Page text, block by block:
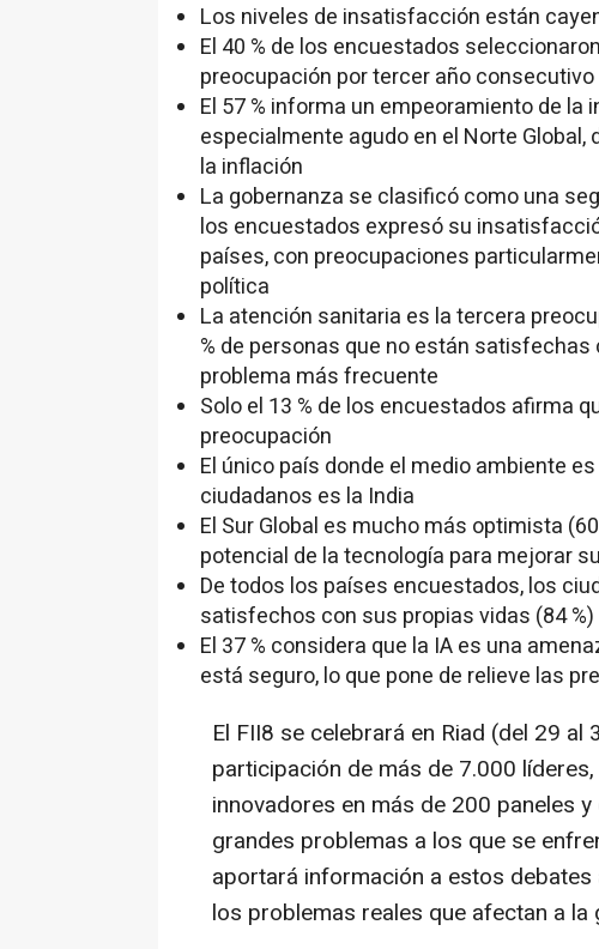
Los niveles de insatisfacción están
El 40 % de los encuestados
preocupación por tercer año consecutivo
El 57 % informa un empeoramiento de la
especialmente agudo en el Norte
la inflación
La gobernanza se clasificó como una
los encuestados expresó su
países, con preocupaciones
política
La atención sanitaria es la tercera
% de personas que no están
problema más frecuente
Solo el 13 % de los encuestados afirma
preocupación
El único país donde el medio ambiente
ciudadanos es la India
El Sur Global es mucho más optimista
potencial de la tecnología para mejorar
De todos los países encuestados, los
satisfechos con sus propias vidas (84 %)
El 37 % considera que la IA es una
está seguro, lo que pone de relieve las
El FII8 se celebrará en Riad (del 29
participación de más de 7.000
innovadores en más de 200 paneles
grandes problemas a los que se
aportará información a estos
los problemas reales que afectan a la